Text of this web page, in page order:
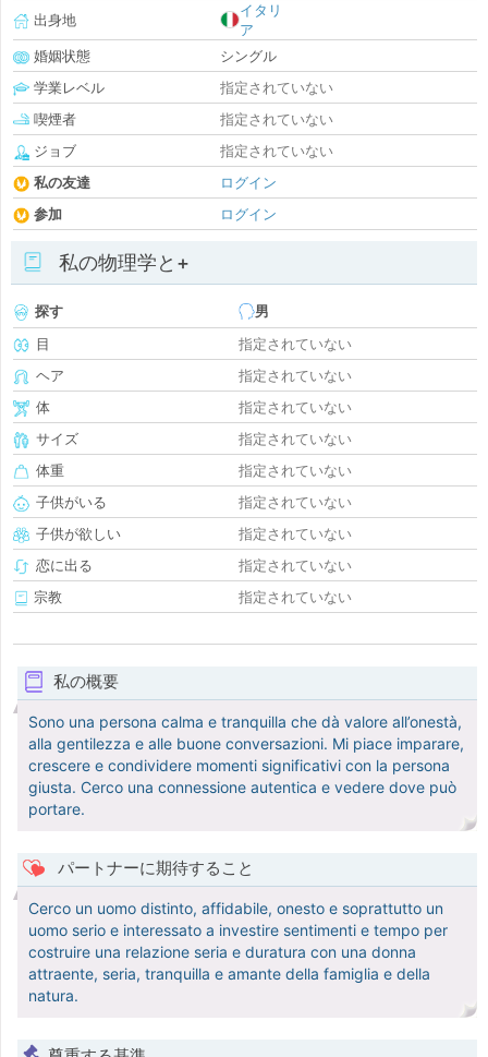
出身地
イタリ
ア
婚姻状態
シングル
学業レベル
指定されていない
喫煙者
指定されていない
ジョブ
指定されていない
私の友達
ログイン
参加
ログイン
私の物理学と+
探す
男
目
指定されていない
ヘア
指定されていない
体
指定されていない
サイズ
指定されていない
体重
指定されていない
子供がいる
指定されていない
子供が欲しい
指定されていない
恋に出る
指定されていない
宗教
指定されていない
私の概要
Sono una persona calma e tranquilla che dà valore all’onestà,
alla gentilezza e alle buone conversazioni. Mi piace imparare,
crescere e condividere momenti significativi con la persona
giusta. Cerco una connessione autentica e vedere dove può
portare.
パートナーに期待すること
Cerco un uomo distinto, affidabile, onesto e soprattutto un
uomo serio e interessato a investire sentimenti e tempo per
costruire una relazione seria e duratura con una donna
attraente, seria, tranquilla e amante della famiglia e della
natura.